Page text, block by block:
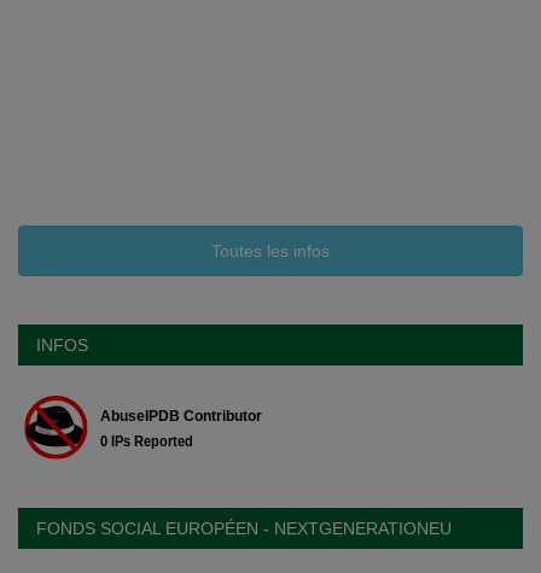
Toutes les infos
INFOS
FONDS SOCIAL EUROPÉEN - NEXTGENERATIONEU